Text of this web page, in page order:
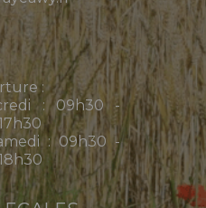
:
: 09h30 -
: 09h30 -